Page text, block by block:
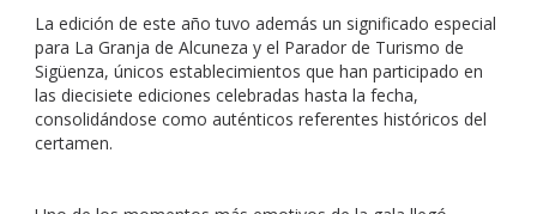
La edición de este año tuvo además un significado especial
para La Granja de Alcuneza y el Parador de Turismo de
Sigüenza, únicos establecimientos que han participado en
las diecisiete ediciones celebradas hasta la fecha,
consolidándose como auténticos referentes históricos del
certamen.